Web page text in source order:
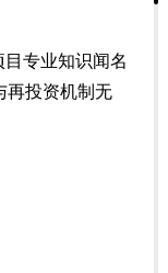
专业知识闻名
再投资机制无